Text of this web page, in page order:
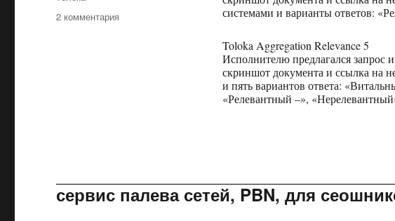
системами и варианты ответов:
Toloka Aggregation Relevance 5
Исполнителю предлагался запрос
скриншот документа и ссылка на
и пять вариантов ответа:
«Релевантный –»,
2 комментария
сервис палева сетей, PBN, для